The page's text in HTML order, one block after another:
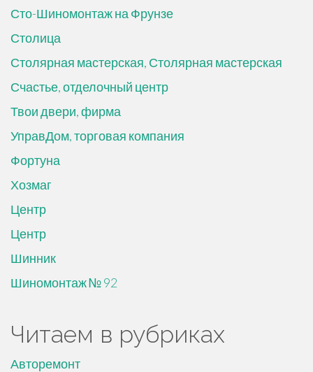
Сто-Шиномонтаж на Фрунзе
Столица
Столярная мастерская, Столярная мастерская
Счастье, отделочный центр
Твои двери, фирма
УправДом, торговая компания
Фортуна
Хозмаг
Центр
Центр
Шинник
Шиномонтаж № 92
Читаем в рубриках
Авторемонт